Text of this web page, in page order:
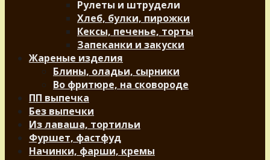
Рулеты и штрудели
Хлеб, булки, пирожки
Кексы, печенье, торты
Запеканки и закуски
Жареные изделия
Блины, оладьи, сырники
Во фритюре, на сковороде
ПП выпечка
Без выпечки
Из лаваша, тортильи
Фуршет, фастфуд
Начинки, фарши, кремы